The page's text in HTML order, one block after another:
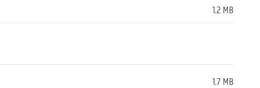
1.2 MB
1.7 MB